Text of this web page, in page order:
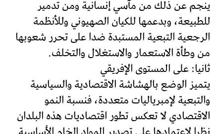
ينجم عن ذلك من مآسي إنسانية ومن تدمير
للطبيعة، وبدعمها للكيان الصهيوني وللأنظمة
الرجعية التبعية المستبدة ضدا على تحرر شعوبها
من وطأة الاستعمار والاستغلال والتخلف.
ثانيا: على المستوى الإفريقي
يتميز الوضع بالهشاشة الاقتصادية والسياسية
والتبعية لإمبرياليات متعددة، فنسبة النمو
الاقتصادي لا تعكس تطور اقتصاديات هذه البلدان